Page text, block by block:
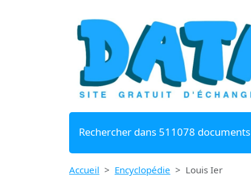
Rechercher dans 511078 documents
Accueil Encyclopédie Louis Ier